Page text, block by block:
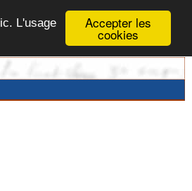
Accepter les
cookies
L'usage